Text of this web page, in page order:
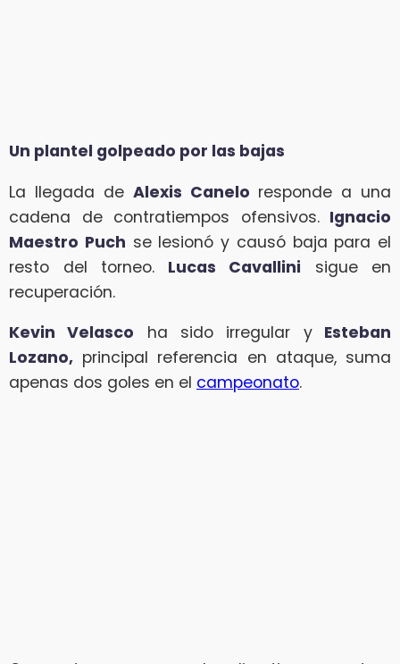
Un plantel golpeado por las bajas
La llegada de Alexis Canelo responde a una
cadena de contratiempos ofensivos.Ignacio
Maestro Puch se lesionó y causó baja para el
resto del torneo. Lucas Cavallini sigue en
recuperación.
Kevin Velasco ha sido irregular yEsteban
Lozano, principal referencia en ataque, suma
apenas dos goles en el campeonato.